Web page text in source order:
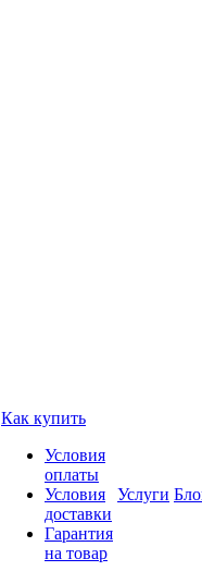
Как купить
Условия
оплаты
Условия
доставки
Гарантия
на товар
Услуги